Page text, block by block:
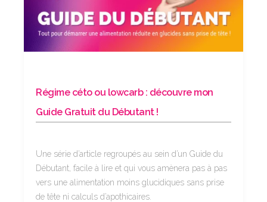
Régime céto ou lowcarb : découvre mon
Guide Gratuit du Débutant !
Une série d’article regroupés au sein d’un Guide du
Débutant, facile à lire et qui vous amènera pas à pas
vers une alimentation moins glucidiques sans prise
de tête ni calculs d’apothicaires.